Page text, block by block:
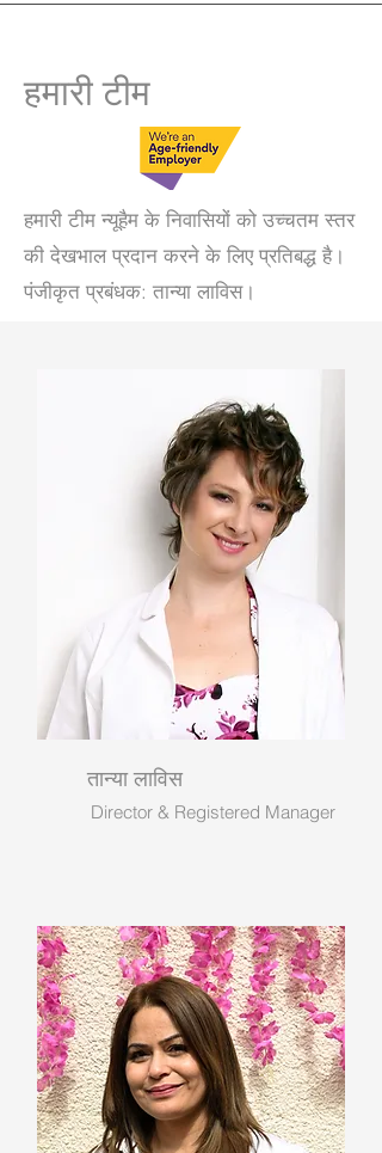
हमारी टीम
हमारी टीम न्यूहैम के निवासियों को उच्चतम स्तर
की देखभाल प्रदान करने के लिए प्रतिबद्ध है।
पंजीकृत प्रबंधक: तान्या लाविस।
तान्या लाविस
Director & Registered Manager